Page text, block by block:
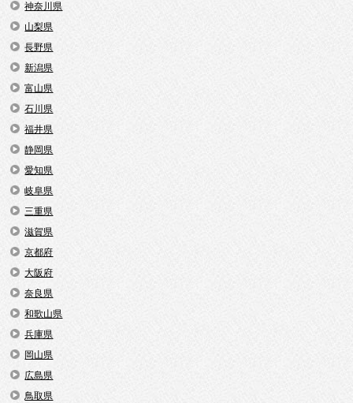
神奈川県
山梨県
長野県
新潟県
富山県
石川県
福井県
静岡県
愛知県
岐阜県
三重県
滋賀県
京都府
大阪府
奈良県
和歌山県
兵庫県
岡山県
広島県
鳥取県